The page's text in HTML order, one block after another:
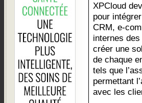
XPCloud
pour
CRM, e-
internes
créer une
de chaque
tels que
permettant
avec les